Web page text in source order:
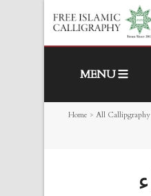
MENU
Home > All Callipgraphy